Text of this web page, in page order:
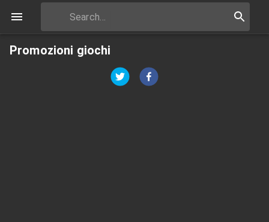
Promozioni giochi